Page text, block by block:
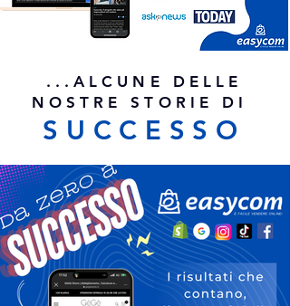
...ALCUNE DELLE
NOSTRE STORIE DI
SUCCESSO